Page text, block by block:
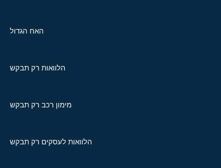
האח הגדול
הלוואות רק תבקש
מימון רכב רק תבקש
הלוואות לעסקים רק תבקש